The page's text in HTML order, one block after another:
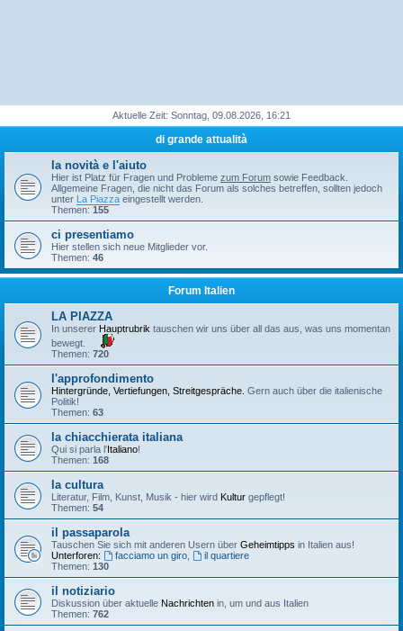
Aktuelle Zeit: Sonntag, 09.08.2026, 16:21
di grande attualità
la novità e l'aiuto
Hier ist Platz für Fragen und Probleme zum Forum sowie Feedback.
Allgemeine Fragen, die nicht das Forum als solches betreffen, sollten jedoch
unter La Piazza eingestellt werden.
Themen: 155
ci presentiamo
Hier stellen sich neue Mitglieder vor.
Themen: 46
Forum Italien
LA PIAZZA
In unserer Hauptrubrik tauschen wir uns über all das aus, was uns momentan
bewegt.
Themen: 720
l'approfondimento
Hintergründe, Vertiefungen, Streitgespräche. Gern auch über die italienische
Politik!
Themen: 63
la chiacchierata italiana
Qui si parla l'Italiano!
Themen: 168
la cultura
Literatur, Film, Kunst, Musik - hier wird Kultur gepflegt!
Themen: 54
il passaparola
Tauschen Sie sich mit anderen Usern über Geheimtipps in Italien aus!
Unterforen:
facciamo un giro,
il quartiere
Themen: 130
il notiziario
Diskussion über aktuelle Nachrichten in, um und aus Italien
Themen: 762